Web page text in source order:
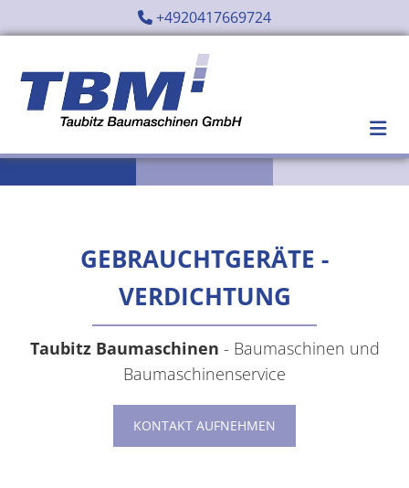
Zum Inhalt springen +4920417669724
GEBRAUCHTGERÄTE -
VERDICHTUNG
Taubitz Baumaschinen - Baumaschinen und
Baumaschinenservice
KONTAKT AUFNEHMEN